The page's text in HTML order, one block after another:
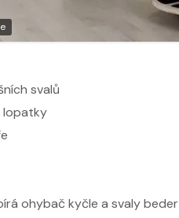
svalů
lopatky
ohybač kyčle a svaly beder